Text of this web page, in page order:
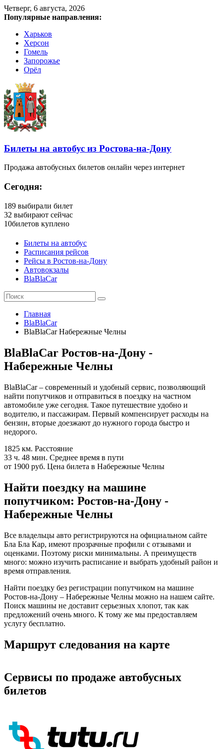
Четверг, 6 августа, 2026
Популярные направления:
Харьков
Херсон
Гомель
Запорожье
Орёл
Билеты на автобус из Ростова-на-Дону
Продажа автобусных билетов онлайн через интернет
Сегодня:
189 выбирали билет
32 выбирают сейчас
10билетов куплено
Билеты на автобус
Расписания рейсов
Рейсы в Ростов-на-Дону
Автовокзалы
BlaBlaCar
Главная
BlaBlaCar
BlaBlaCar Набережные Челны
BlaBlaCar Ростов-на-Дону -
Набережные Челны
BlaBlaCar – современный и удобный сервис, позволяющий
найти попутчиков и отправиться в поездку на частном
автомобиле уже сегодня. Такое путешествие удобно и
водителю, и пассажирам. Первый компенсирует расходы на
бензин, вторые доезжают до нужного города быстро и
недорого.
1825 км. Расстояние
33 ч. 48 мин. Среднее время в пути
от 1900 руб. Цена билета в Набережные Челны
Найти поездку на машине
попутчиком: Ростов-на-Дону -
Набережные Челны
Все владельцы авто регистрируются на официальном сайте
Бла Бла Кар, имеют прозрачные профили с отзывами и
оценками. Поэтому риски минимальны. А преимуществ
много: можно изучить расписание и выбрать удобный район и
время отправления.
Найти поездку без регистрации попутчиком на машине
Ростов-на-Дону – Набережные Челны можно на нашем сайте.
Поиск машины не доставит серьезных хлопот, так как
предложений очень много. К тому же мы предоставляем
услугу бесплатно.
Маршрут следования на карте
Сервисы по продаже автобусных
билетов